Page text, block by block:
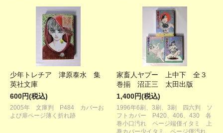
少年トレチア 津原泰水 集
英社文庫
600円(税込)
2005年 文庫判 P484 カバーお
よび扉ページ薄く折れ跡
家畜人ヤプー 上中下 全３
巻揃 沼正三 太田出版
1,400円(税込)
1996年6刷、3刷、3刷 四六判 ソ
フトカバー P420、406、430 各
巻小口汚れ ページ端僅イタミ 上